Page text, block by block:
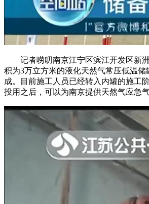
记者唠叨南京江宁区滨江开发区新洲
积为3万立方米的液化天然气常压低温
成。目前施工人员已经转入内罐的施工
投用之后，可以为南京提供天然气应急气